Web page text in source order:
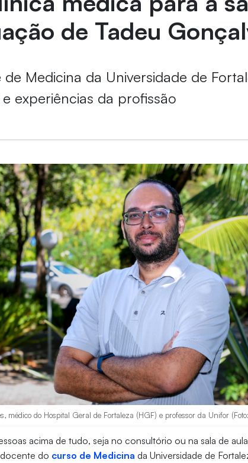
de Tadeu
de Medicina da Universidade de
experiências da profissão
médico do Hospital Geral de Fortaleza (HGF) e professor da Unifor
acima de tudo, seja no consultório ou na sala de
do curso de Medicina da Universidade de